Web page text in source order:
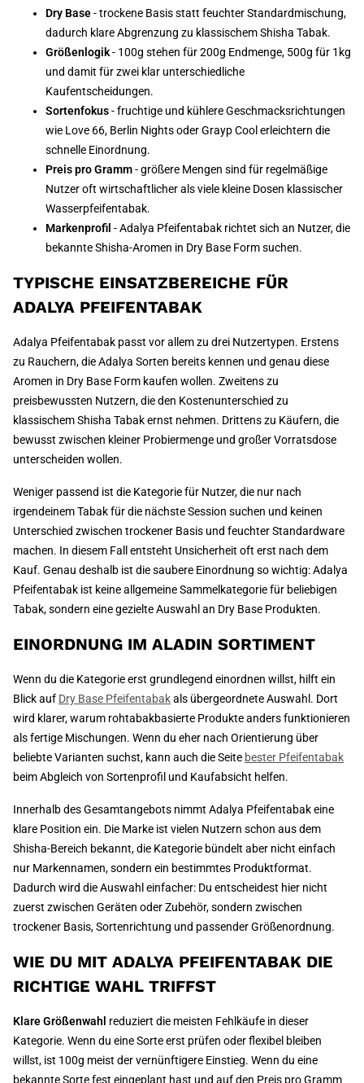
Dry Base- trockene Basis statt feuchter Standardmischung,
dadurch klare Abgrenzung zu klassischem Shisha Tabak.
Größenlogik- 100g stehen für 200g Endmenge, 500g für 1kg
und damit für zwei klar unterschiedliche
Kaufentscheidungen.
Sortenfokus- fruchtige und kühlere Geschmacksrichtungen
wie Love 66, Berlin Nights oder Grayp Cool erleichtern die
schnelle Einordnung.
Preis pro Gramm- größere Mengen sind für regelmäßige
Nutzer oft wirtschaftlicher als viele kleine Dosen klassischer
Wasserpfeifentabak.
Markenprofil - Adalya Pfeifentabak richtet sich an Nutzer, die
bekannte Shisha-Aromen in Dry Base Form suchen.
TYPISCHE EINSATZBEREICHE FÜR
ADALYA PFEIFENTABAK
Adalya Pfeifentabak passt vor allem zu drei Nutzertypen. Erstens
zu Rauchern, die Adalya Sorten bereits kennen und genau diese
Aromen in Dry Base Form kaufen wollen. Zweitens zu
preisbewussten Nutzern, die den Kostenunterschied zu
klassischem Shisha Tabak ernst nehmen. Drittens zu Käufern, die
bewusst zwischen kleiner Probiermenge und großer Vorratsdose
unterscheiden wollen.
Weniger passend ist die Kategorie für Nutzer, die nur nach
irgendeinem Tabak für die nächste Session suchen und keinen
Unterschied zwischen trockener Basis und feuchter Standardware
machen. In diesem Fall entsteht Unsicherheit oft erst nach dem
Kauf. Genau deshalb ist die saubere Einordnung so wichtig: Adalya
Pfeifentabak ist keine allgemeine Sammelkategorie für beliebigen
Tabak, sondern eine gezielte Auswahl an Dry Base Produkten.
EINORDNUNG IM ALADIN SORTIMENT
Wenn du die Kategorie erst grundlegend einordnen willst, hilft ein
Blick auf Dry Base Pfeifentabakals übergeordnete Auswahl. Dort
wird klarer, warum rohtabakbasierte Produkte anders funktionieren
als fertige Mischungen. Wenn du eher nach Orientierung über
beliebte Varianten suchst, kann auch die Seite bester Pfeifentabak
beim Abgleich von Sortenprofil und Kaufabsicht helfen.
Innerhalb des Gesamtangebots nimmt Adalya Pfeifentabak eine
klare Position ein. Die Marke ist vielen Nutzern schon aus dem
Shisha-Bereich bekannt, die Kategorie bündelt aber nicht einfach
nur Markennamen, sondern ein bestimmtes Produktformat.
Dadurch wird die Auswahl einfacher: Du entscheidest hier nicht
zuerst zwischen Geräten oder Zubehör, sondern zwischen
trockener Basis, Sortenrichtung und passender Größenordnung.
WIE DU MIT ADALYA PFEIFENTABAK DIE
RICHTIGE WAHL TRIFFST
Klare Größenwahl reduziert die meisten Fehlkäufe in dieser
Kategorie. Wenn du eine Sorte erst prüfen oder flexibel bleiben
willst, ist 100g meist der vernünftigere Einstieg. Wenn du eine
bekannte Sorte fest eingeplant hast und auf den Preis pro Gramm